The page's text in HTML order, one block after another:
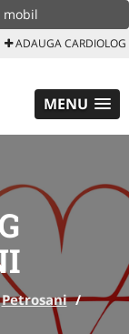
mobil
ADAUGA CARDIOLOG
MENU
Petrosani /